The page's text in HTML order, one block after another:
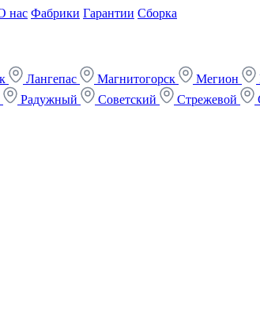
нас Фабрики Гарантии Сборка
Лангепас Магнитогорск Мегион
Радужный Советский Стрежевой